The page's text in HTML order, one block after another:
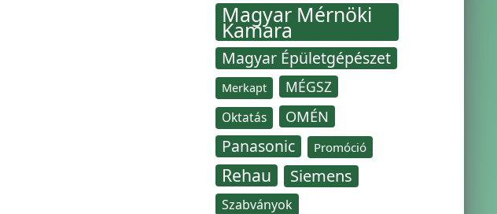
Magyar Mérnöki
Kamara
Magyar Épületgépészet
Merkapt MÉGSZ
Oktatás OMÉN
Panasonic Promóció
Rehau Siemens
Szabványok